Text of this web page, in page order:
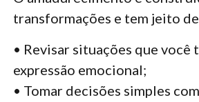
transformações e tem jeito
• Revisar situações que
expressão emocional;
• Tomar decisões simples